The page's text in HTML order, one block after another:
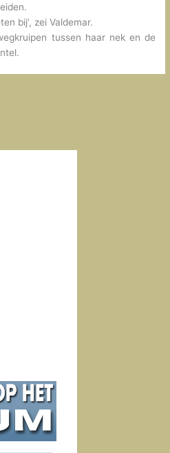
bij’, zei Valdemar.
tussen haar nek en de